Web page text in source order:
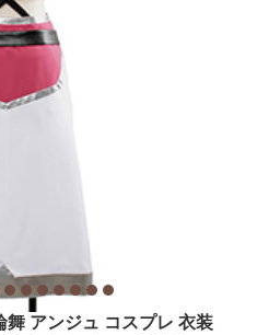
アンジュ コスプレ 衣装